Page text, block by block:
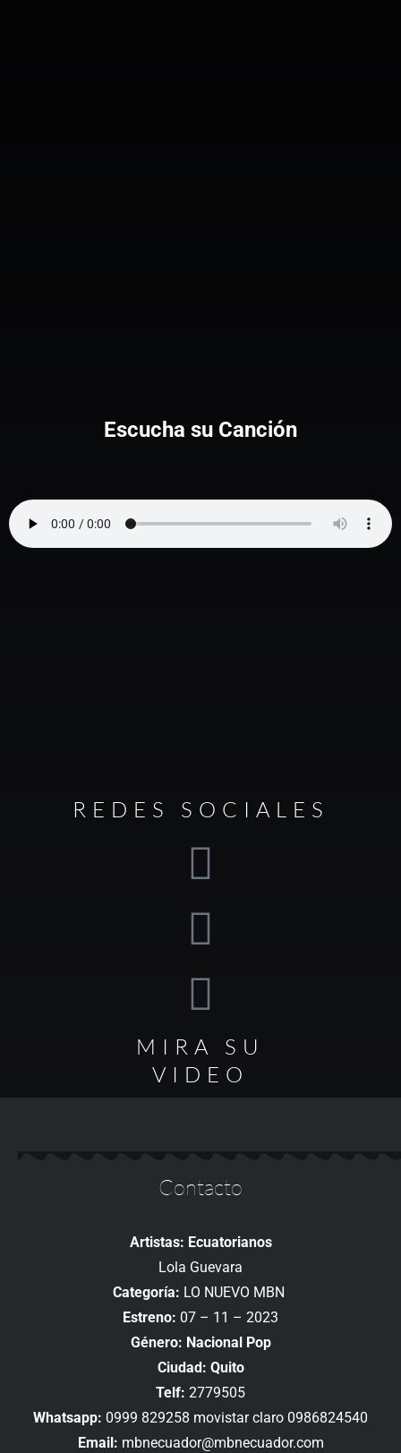
Escucha su Canción
REDES SOCIALES
MIRA SU
VIDEO
Contacto
Artistas: Ecuatorianos
Lola Guevara
Categoría: LO NUEVO MBN
Estreno: 07 – 11 – 2023
Género: Nacional Pop
Ciudad: Quito
Telf: 2779505
Whatsapp: 0999 829258 movistar claro 0986824540
Email: mbnecuador@mbnecuador.com